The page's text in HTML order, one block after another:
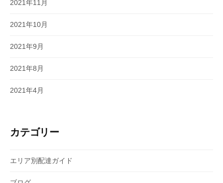
2021年11月
2021年10月
2021年9月
2021年8月
2021年4月
カテゴリー
エリア別配達ガイド